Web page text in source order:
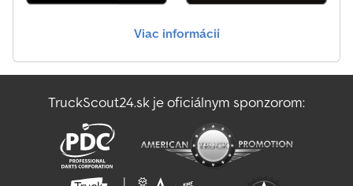
Viac informácií
TruckScout24.sk je oficiálnym sponzorom: